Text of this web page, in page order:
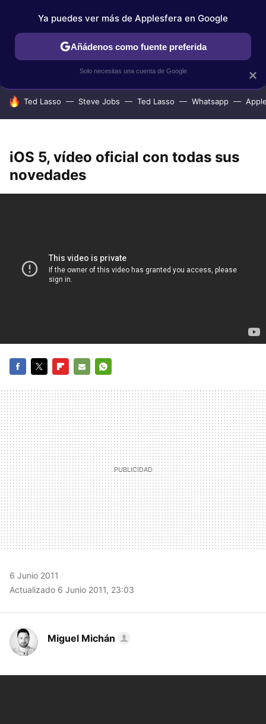
IPHONE TUTORIALES APPLESFERA SELECCIÓN
HOY SE HABLA DE
Ted Lasso Steve Jobs Ted Lasso Whatsapp
iOS 5, vídeo oficial con todas sus
novedades
MAIL
6 Junio 2011
Actualizado 6 Junio 2011, 23:03
Miguel Michán
×
Ya puedes ver más de Applesfera en Google
Añádenos como fuente preferida
Solo necesitas una cuenta de Google